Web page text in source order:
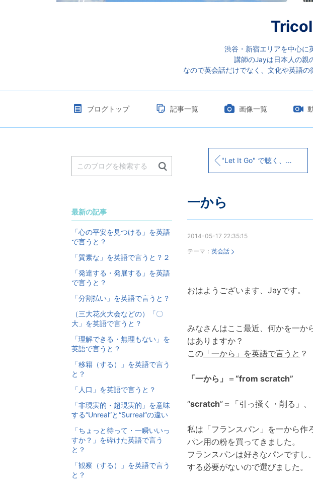
渋谷・新宿エリアを中心に
講師のJayは日本人の親
なので英会話だけでなく、文化や英語の
ブログトップ 記事一覧 画像一覧
"Let It Go" で聴く、アメリカ英語とイギリス英語の違い
一から
2014-05-17 22:35:15
テーマ： 英会話
おはようございます、Jayです。
みなさんはここ最近、何かを一か
はありますか？
この 「一から」を英語で言うと ？
「一から」 ＝ “from scratch”
“scratch”＝「引っ掻く・削る」、
私は「フランスパン」を一から作
パン用の粉を買ってきました。
フランスパンは好きなパンですし
する必要がないので選びました。
最新の記事
「心の平安を見つける」を英語
で言うと？
「質素な」を英語で言うと？２
「発達する・発展する」を英語
で言うと？
「分割払い」を英語で言うと？
（三大花火大会などの）「〇
大」を英語で言うと？
「理解できる・無理もない」を
英語で言うと？
「移籍（する）」を英語で言う
と？
「人口」を英語で言うと？
「非現実的・超現実的」を意味
する“Unreal”と“Surreal”の違い
「ちょっと待って・一瞬いいっ
すか？」を砕けた英語で言う
と？
「観察（する）」を英語で言う
と？